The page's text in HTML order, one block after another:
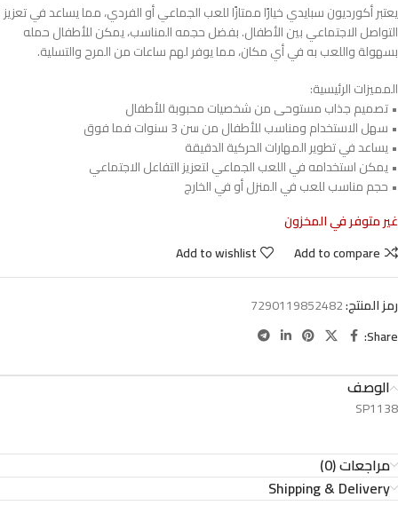
يعتبر أكورديون سبايدي خيارًا ممتازًا للعب الجماعي أو الفردي، مما يساعد في تعزيز
التواصل الاجتماعي بين الأطفال. بفضل حجمه المناسب، يمكن للأطفال حمله
بسهولة واللعب به في أي مكان، مما يوفر لهم ساعات من المرح والتسلية.
المميزات الرئيسية:
• تصميم جذاب مستوحى من شخصيات محبوبة للأطفال
• سهل الاستخدام ومناسب للأطفال من سن 3 سنوات فما فوق
• يساعد في تطوير المهارات الحركية الدقيقة
• يمكن استخدامه في اللعب الجماعي لتعزيز التفاعل الاجتماعي
• حجم مناسب للعب في المنزل أو في الخارج
غير متوفر في المخزون
Add to compare
Add to wishlist
رمز المنتج:7290119852482
Share:
الوصف
SP1138
مراجعات (0)
Shipping & Delivery